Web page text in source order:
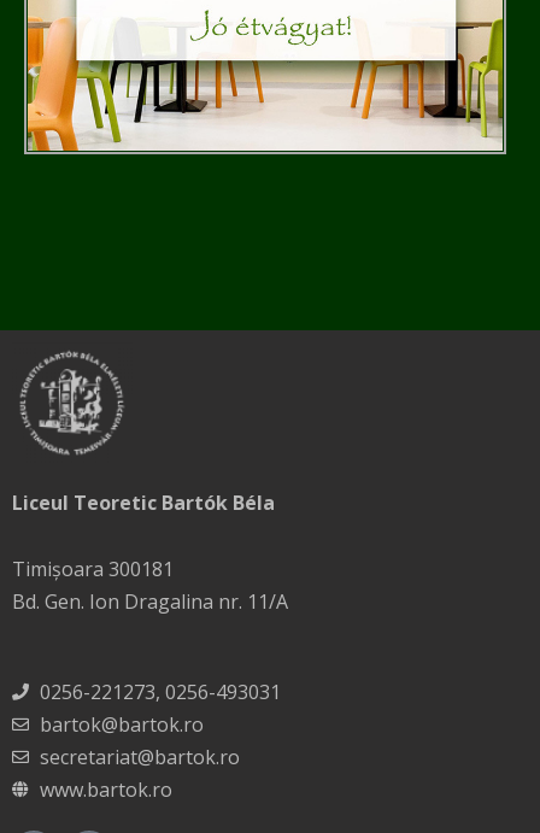
Liceul Teoretic Bartók Béla
Timișoara 300181
Bd. Gen. Ion Dragalina nr. 11/A
0256-221273, 0256-493031
bartok@bartok.ro
secretariat@bartok.ro
www.bartok.ro